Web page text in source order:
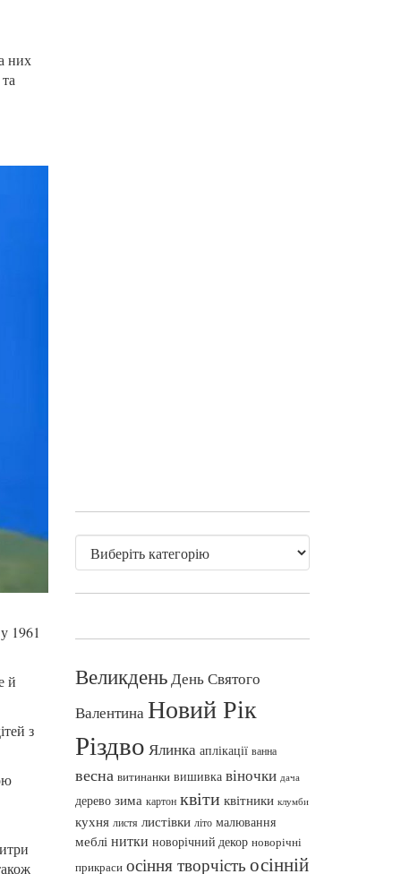
них
1961
й
з
ВеликденьДень Святого
ВалентинаНовий Рік
Різдво Ялинка аплікації ванна
весна витинанки вишивка віночки дача
дерево зима картон квіти квітники клумби
кухня листя листівки літо малювання
меблі нитки новорічний декор новорічні
прикраси осіння творчість осінній